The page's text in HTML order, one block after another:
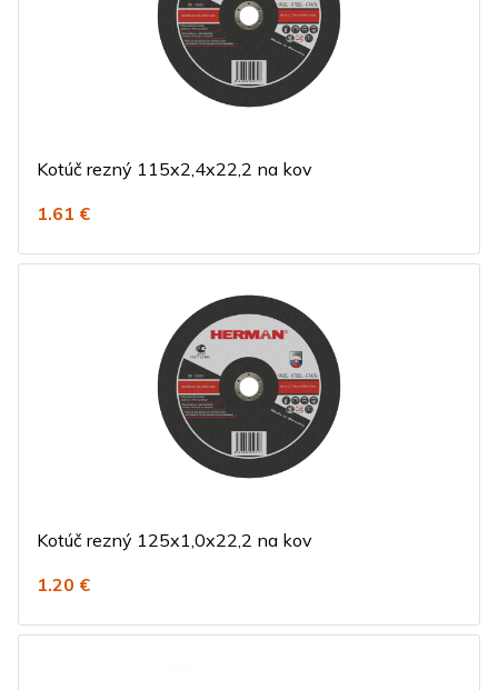
Kotúč rezný 115x2,4x22,2 na kov
1.61 €
Kotúč rezný 125x1,0x22,2 na kov
1.20 €